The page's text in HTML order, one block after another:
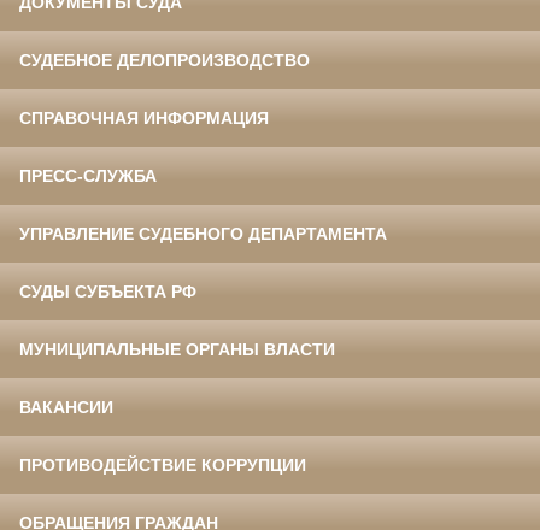
СУДЕБНОЕ ДЕЛОПРОИЗВОДСТВО
СПРАВОЧНАЯ ИНФОРМАЦИЯ
ПРЕСС-СЛУЖБА
УПРАВЛЕНИЕ СУДЕБНОГО ДЕПАРТАМЕНТА
СУДЫ СУБЪЕКТА РФ
МУНИЦИПАЛЬНЫЕ ОРГАНЫ ВЛАСТИ
ВАКАНСИИ
ПРОТИВОДЕЙСТВИЕ КОРРУПЦИИ
ОБРАЩЕНИЯ ГРАЖДАН